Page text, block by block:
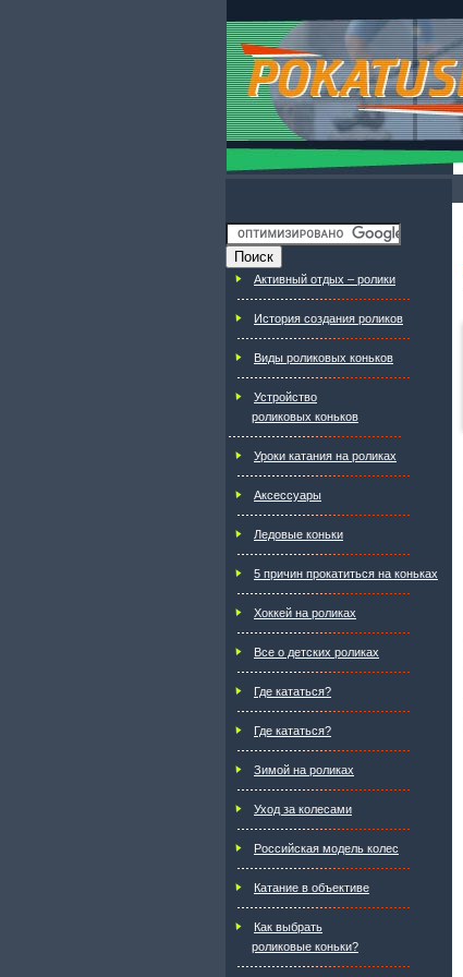
Активный отдых – ролики
История создания роликов
Виды роликовых коньков
Устройство
роликовых коньков
Уроки катания на роликах
Аксессуары
Ледовые коньки
5 причин прокатиться на коньках
Хоккей на роликах
Все о детских роликах
Где кататься?
Где кататься?
Зимой на роликах
Уход за колесами
Российская модель колес
Катание в объективе
Как выбрать
роликовые коньки?